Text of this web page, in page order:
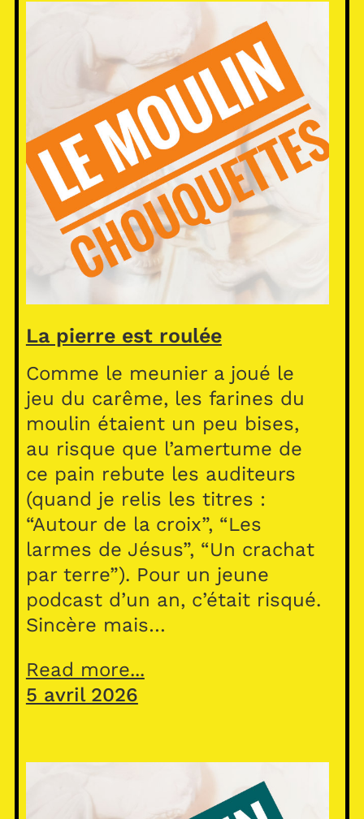
La pierre est roulée
Comme le meunier a joué le
jeu du carême, les farines du
moulin étaient un peu bises,
au risque que l’amertume de
ce pain rebute les auditeurs
(quand je relis les titres :
“Autour de la croix”, “Les
larmes de Jésus”, “Un crachat
par terre”). Pour un jeune
podcast d’un an, c’était risqué.
Sincère mais…
Read more...
5 avril 2026